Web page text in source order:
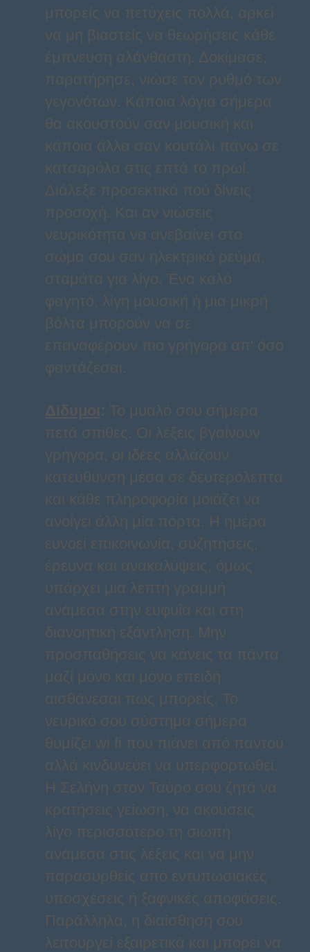
μπορείς να πετύχεις πολλά, αρκεί
να μη βιαστείς να θεωρήσεις κάθε
έμπνευση αλάνθαστη. Δοκίμασε,
παρατήρησε, νιώσε τον ρυθμό των
γεγονότων. Κάποια λόγια σήμερα
θα ακουστούν σαν μουσική και
κάποια άλλα σαν κουτάλι πάνω σε
κατσαρόλα στις επτά το πρωί.
Διάλεξε προσεκτικά πού δίνεις
προσοχή. Και αν νιώσεις
νευρικότητα να ανεβαίνει στο
σώμα σου σαν ηλεκτρικό ρεύμα,
σταμάτα για λίγο. Ένα καλό
φαγητό, λίγη μουσική ή μια μικρή
βόλτα μπορούν να σε
επαναφέρουν πιο γρήγορα απ' όσο
φαντάζεσαι.
Δίδυμοι: Το μυαλό σου σήμερα
πετά σπίθες. Οι λέξεις βγαίνουν
γρήγορα, οι ιδέες αλλάζουν
κατεύθυνση μέσα σε δευτερόλεπτα
και κάθε πληροφορία μοιάζει να
ανοίγει άλλη μία πόρτα. Η ημέρα
ευνοεί επικοινωνία, συζητήσεις,
έρευνα και ανακαλύψεις, όμως
υπάρχει μια λεπτή γραμμή
ανάμεσα στην ευφυΐα και στη
διανοητική εξάντληση. Μην
προσπαθήσεις να κάνεις τα πάντα
μαζί μόνο και μόνο επειδή
αισθάνεσαι πως μπορείς. Το
νευρικό σου σύστημα σήμερα
θυμίζει wi fi που πιάνει από παντού
αλλά κινδυνεύει να υπερφορτωθεί.
Η Σελήνη στον Ταύρο σου ζητά να
κρατήσεις γείωση, να ακούσεις
λίγο περισσότερο τη σιωπή
ανάμεσα στις λέξεις και να μην
παρασυρθείς από εντυπωσιακές
υποσχέσεις ή ξαφνικές αποφάσεις.
Παράλληλα, η διαίσθησή σου
λειτουργεί εξαιρετικά και μπορεί να